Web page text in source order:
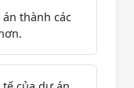
thành các